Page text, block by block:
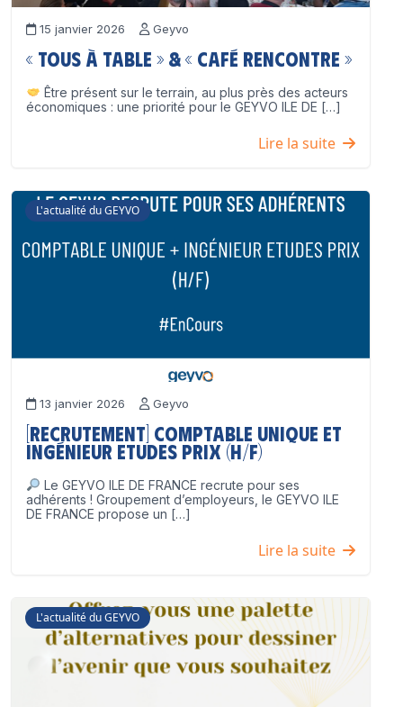
15 janvier 2026 Geyvo
« Tous à table » & « Café Rencontre »
Être présent sur le terrain, au plus près des acteurs
économiques : une priorité pour le GEYVO ILE DE […]
Lire la suite
L'actualité du GEYVO
13 janvier 2026 Geyvo
[Recrutement] Comptable unique et
Ingénieur Etudes Prix (H/F)
Le GEYVO ILE DE FRANCE recrute pour ses
adhérents ! Groupement d’employeurs, le GEYVO ILE
DE FRANCE propose un […]
Lire la suite
L'actualité du GEYVO